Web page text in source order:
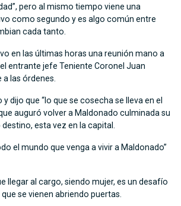
pero al mismo tiempo viene una
como segundo y es algo común entre
cada tanto.
en las últimas horas una reunión mano a
entrante jefe Teniente Coronel Juan
las órdenes.
dijo que “lo que se cosecha se lleva en el
auguró volver a Maldonado culminada su
esta vez en la capital.
el mundo que venga a vivir a Maldonado”
llegar al cargo, siendo mujer, es un desafío
se vienen abriendo puertas.